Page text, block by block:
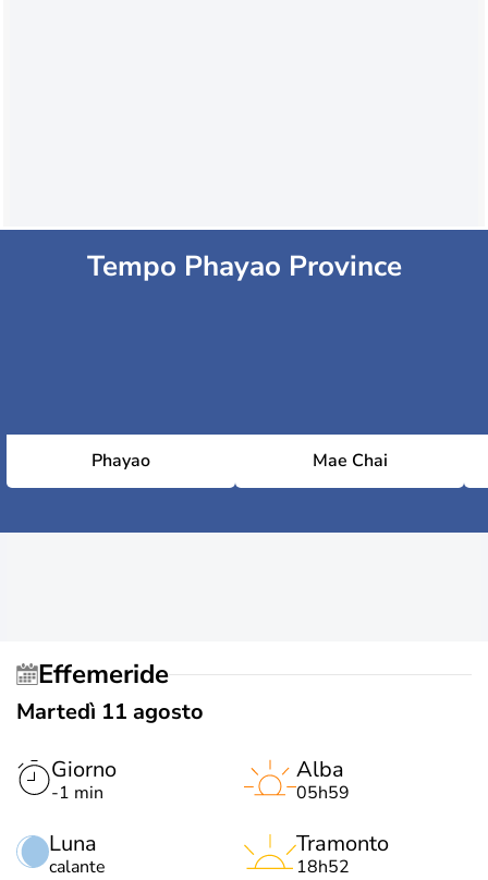
Tempo Phayao Province
Phayao Mae Chai
Effemeride
Martedì 11 agosto
Giorno
-1 min
Luna
calante
Alba
05h59
Tramonto
18h52